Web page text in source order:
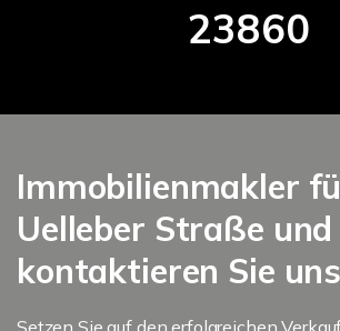
23860
Immobilienmakler
Uelleber Straße
kontaktieren Sie uns
Setzen Sie auf den erfolgreichen